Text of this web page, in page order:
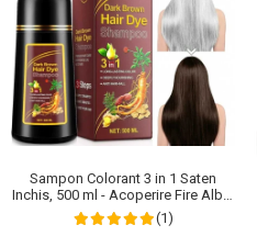
Sampon Colorant 3 in 1 Saten
Inchis, 500 ml - Acoperire Fire Albe,
Hranire si Anti-Cadere
(1)